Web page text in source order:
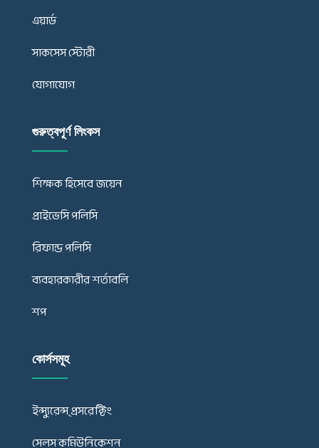
এয়ার্ড
সাকসেস স্টোরী
যোগাযোগ
গুরুত্বপূর্ণ লিংকস
শিক্ষক হিসেবে জয়েন
প্রাইভেসি পলিসি
রিফান্ড পলিসি
ব্যবহারকারীর শর্তাবলি
শপ
কোর্সসমূহ
ইন্স্যুরেন্স্ প্রসরেক্টিং
সেলস কমিউনিকেশন